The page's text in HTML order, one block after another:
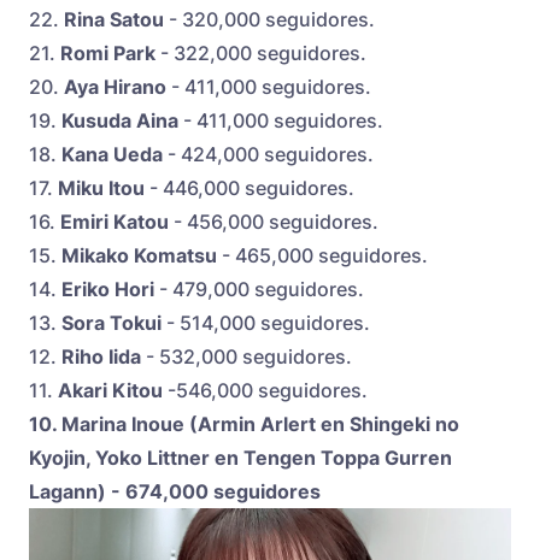
22. Rina Satou - 320,000 seguidores.
21. Romi Park - 322,000 seguidores.
20. Aya Hirano - 411,000 seguidores.
19. Kusuda Aina - 411,000 seguidores.
18. Kana Ueda - 424,000 seguidores.
17. Miku Itou - 446,000 seguidores.
16. Emiri Katou - 456,000 seguidores.
15. Mikako Komatsu - 465,000 seguidores.
14. Eriko Hori - 479,000 seguidores.
13. Sora Tokui - 514,000 seguidores.
12. Riho Iida - 532,000 seguidores.
11. Akari Kitou -546,000 seguidores.
10. Marina Inoue (Armin Arlert en Shingeki no
Kyojin, Yoko Littner en Tengen Toppa Gurren
Lagann) - 674,000 seguidores